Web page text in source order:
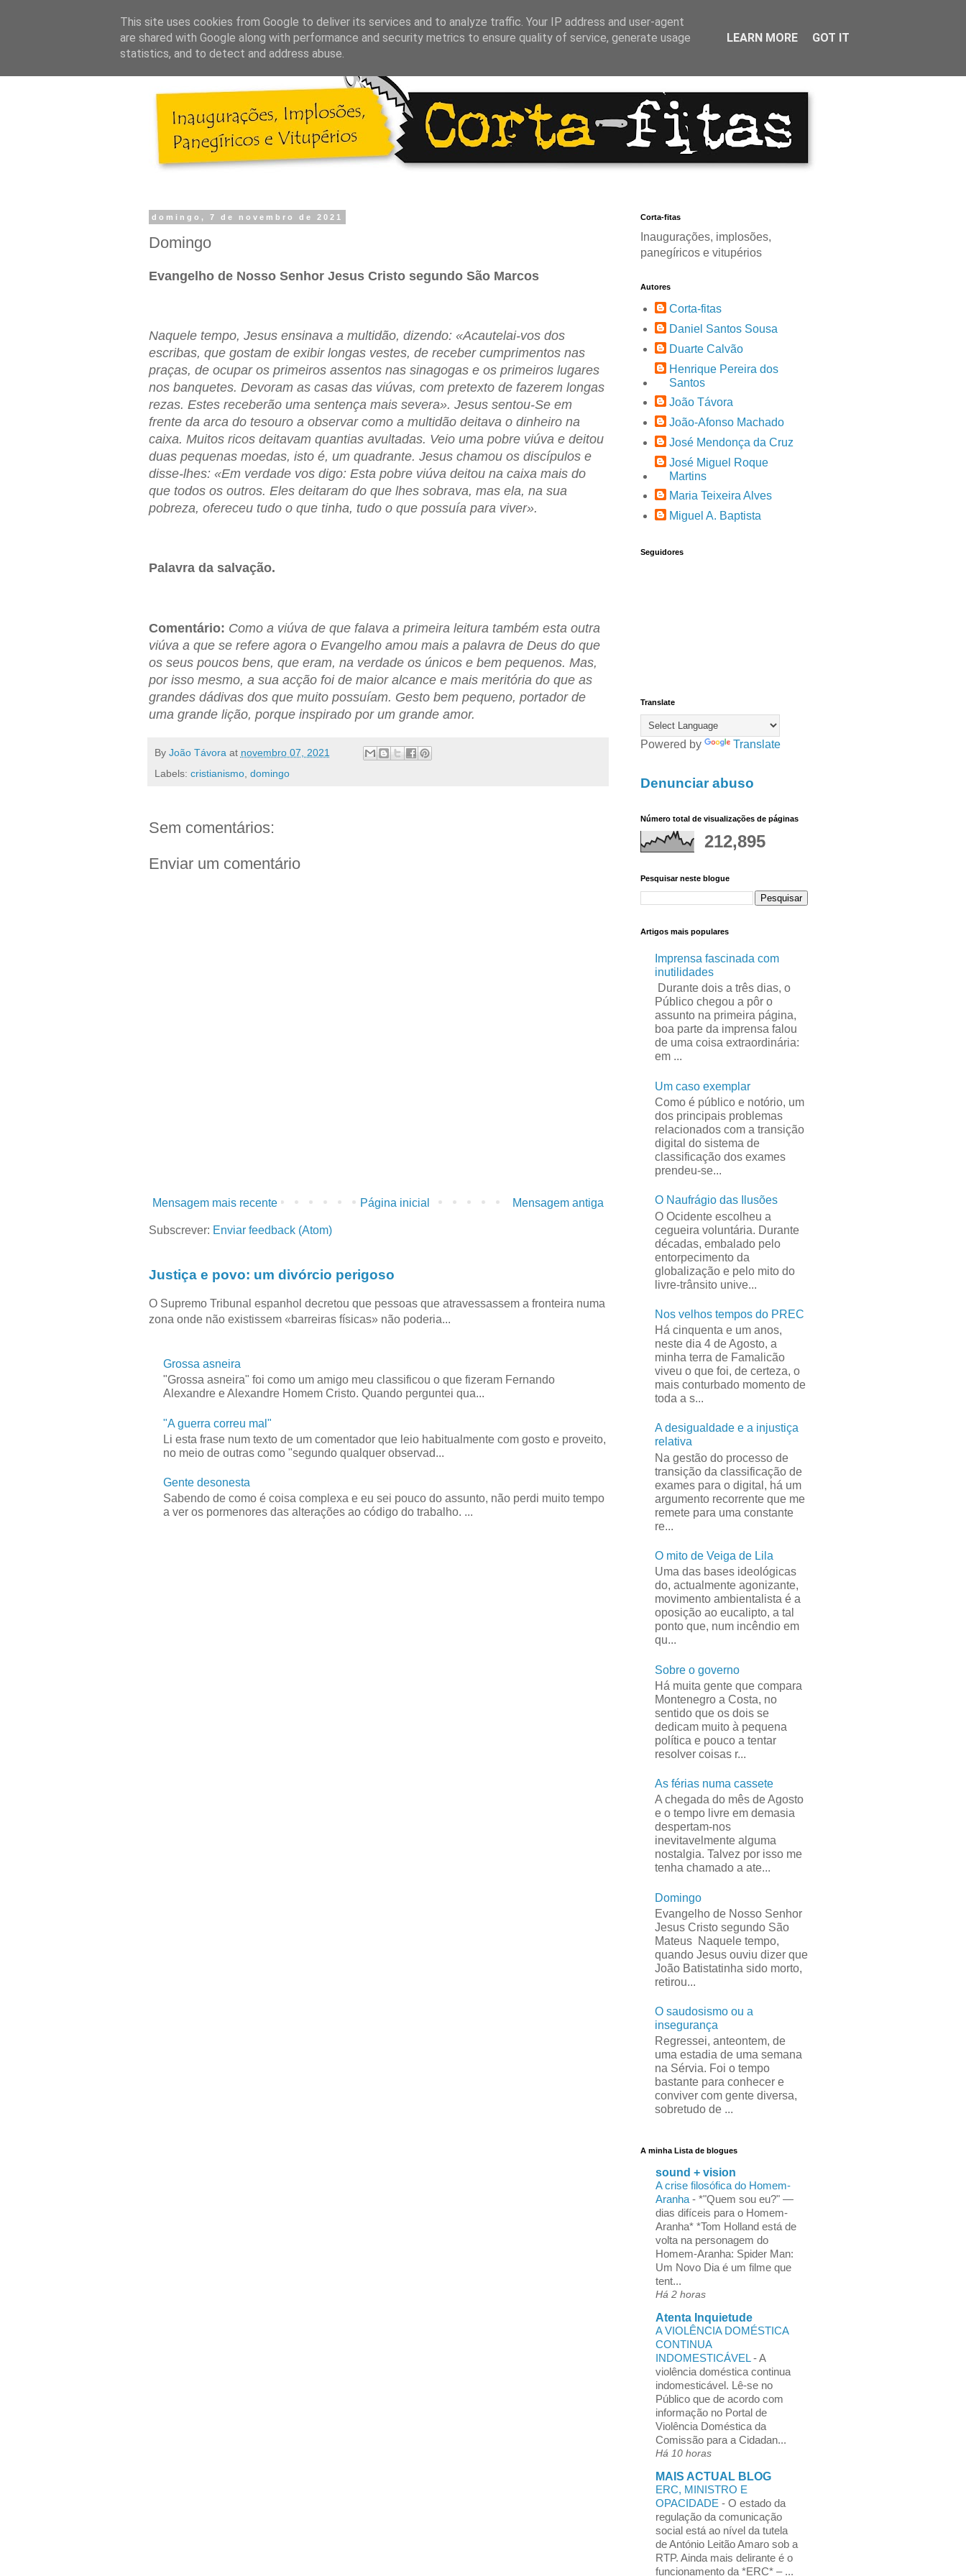
domingo, 7 de novembro de 2021
Domingo
Evangelho de Nosso Senhor Jesus Cristo segundo São Marcos
Naquele tempo, Jesus ensinava a multidão, dizendo: «Acautelai-vos dos
escribas, que gostam de exibir longas vestes, de receber cumprimentos nas
praças, de ocupar os primeiros assentos nas sinagogas e os primeiros lugares
nos banquetes. Devoram as casas das viúvas, com pretexto de fazerem longas
rezas. Estes receberão uma sentença mais severa». Jesus sentou-Se em
frente da arca do tesouro a observar como a multidão deitava o dinheiro na
caixa. Muitos ricos deitavam quantias avultadas. Veio uma pobre viúva e deitou
duas pequenas moedas, isto é, um quadrante. Jesus chamou os discípulos e
disse-lhes: «Em verdade vos digo: Esta pobre viúva deitou na caixa mais do
que todos os outros. Eles deitaram do que lhes sobrava, mas ela, na sua
pobreza, ofereceu tudo o que tinha, tudo o que possuía para viver».
Palavra da salvação.
Comentário: Como a viúva de que falava a primeira leitura também esta outra
viúva a que se refere agora o Evangelho amou mais a palavra de Deus do que
os seus poucos bens, que eram, na verdade os únicos e bem pequenos. Mas,
por isso mesmo, a sua acção foi de maior alcance e mais meritória do que as
grandes dádivas dos que muito possuíam. Gesto bem pequeno, portador de
uma grande lição, porque inspirado por um grande amor.
By João Távora at novembro 07, 2021
Labels: cristianismo, domingo
Sem comentários:
Enviar um comentário
Mensagem mais recente Mensagem antiga
Página inicial
Subscrever: Enviar feedback (Atom)
Justiça e povo: um divórcio perigoso
O Supremo Tribunal espanhol decretou que pessoas que atravessassem a fronteira numa
zona onde não existissem «barreiras físicas» não poderia...
Grossa asneira
"Grossa asneira" foi como um amigo meu classificou o que fizeram Fernando
Alexandre e Alexandre Homem Cristo. Quando perguntei qua...
"A guerra correu mal"
Li esta frase num texto de um comentador que leio habitualmente com gosto e proveito,
no meio de outras como "segundo qualquer observad...
Gente desonesta
Sabendo de como é coisa complexa e eu sei pouco do assunto, não perdi muito tempo
a ver os pormenores das alterações ao código do trabalho. ...
Corta-fitas
Inaugurações, implosões,
panegíricos e vitupérios
Autores
Corta-fitas
Daniel Santos Sousa
Duarte Calvão
Henrique Pereira dos
Santos
João Távora
João-Afonso Machado
José Mendonça da Cruz
José Miguel Roque
Martins
Maria Teixeira Alves
Miguel A. Baptista
Seguidores
Translate
Powered by Translate
Denunciar abuso
Número total de visualizações de páginas
212,895
Pesquisar neste blogue
Artigos mais populares
Imprensa fascinada com
inutilidades
Durante dois a três dias, o
Público chegou a pôr o
assunto na primeira página,
boa parte da imprensa falou
de uma coisa extraordinária:
em ...
Um caso exemplar
Como é público e notório, um
dos principais problemas
relacionados com a transição
digital do sistema de
classificação dos exames
prendeu-se...
O Naufrágio das Ilusões
O Ocidente escolheu a
cegueira voluntária. Durante
décadas, embalado pelo
entorpecimento da
globalização e pelo mito do
livre-trânsito unive...
Nos velhos tempos do PREC
Há cinquenta e um anos,
neste dia 4 de Agosto, a
minha terra de Famalicão
viveu o que foi, de certeza, o
mais conturbado momento de
toda a s...
A desigualdade e a injustiça
relativa
Na gestão do processo de
transição da classificação de
exames para o digital, há um
argumento recorrente que me
remete para uma constante
re...
O mito de Veiga de Lila
Uma das bases ideológicas
do, actualmente agonizante,
movimento ambientalista é a
oposição ao eucalipto, a tal
ponto que, num incêndio em
qu...
Sobre o governo
Há muita gente que compara
Montenegro a Costa, no
sentido que os dois se
dedicam muito à pequena
política e pouco a tentar
resolver coisas r...
As férias numa cassete
A chegada do mês de Agosto
e o tempo livre em demasia
despertam-nos
inevitavelmente alguma
nostalgia. Talvez por isso me
tenha chamado a ate...
Domingo
Evangelho de Nosso Senhor
Jesus Cristo segundo São
Mateus Naquele tempo,
quando Jesus ouviu dizer que
João Batistatinha sido morto,
retirou...
O saudosismo ou a
insegurança
Regressei, anteontem, de
uma estadia de uma semana
na Sérvia. Foi o tempo
bastante para conhecer e
conviver com gente diversa,
sobretudo de ...
A minha Lista de blogues
sound + vision
A crise filosófica do Homem-
Aranha - *"Quem sou eu?" —
dias difíceis para o Homem-
Aranha* *Tom Holland está de
volta na personagem do
Homem-Aranha: Spider Man:
Um Novo Dia é um filme que
tent...
Há 2 horas
Atenta Inquietude
A VIOLÊNCIA DOMÉSTICA
CONTINUA
INDOMESTICÁVEL-A
violência doméstica continua
indomesticável. Lê-se no
Público que de acordo com
informação no Portal de
Violência Doméstica da
Comissão para a Cidadan...
Há 10 horas
MAIS ACTUAL BLOG
ERC, MINISTRO E
OPACIDADE - O estado da
regulação da comunicação
social está ao nível da tutela
de António Leitão Amaro sob a
RTP. Ainda mais delirante é o
funcionamento da *ERC* – ...
This site uses cookies from Google to deliver its services and to analyze traffic. Your IP address and user-agent
are shared with Google along with performance and security metrics to ensure quality of service, generate usage
statistics, and to detect and address abuse.
LEARN MORE GOT IT